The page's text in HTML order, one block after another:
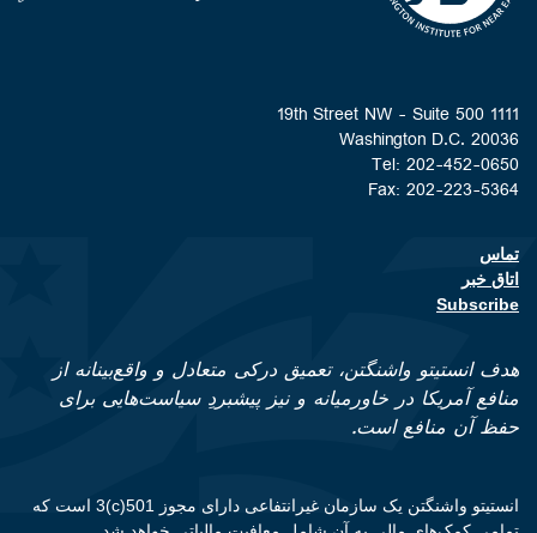
1111 19th Street NW - Suite 500
Washington D.C. 20036
Tel: 202-452-0650
Fax: 202-223-5364
Footer contact links
تماس
اتاق خبر
Subscribe
هدف انستیتو واشنگتن، تعمیق درکی متعادل و واقع‌بینانه از
منافع آمریکا در خاورمیانه و نیز پیشبردِ سیاست‌هایی برای
حفظ آن منافع است.
انستیتو واشنگتن یک سازمان غیرانتفاعی دارای مجوز 501(c)3 است که